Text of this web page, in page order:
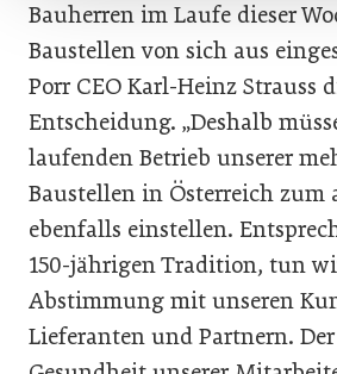
Bauherren im Laufe dieser
Baustellen von sich aus
Porr CEO Karl-Heinz Strauss
Entscheidung. „Deshalb
laufenden Betrieb unserer
Baustellen in Österreich zum
ebenfalls einstellen.
150-jährigen Tradition, tun
Abstimmung mit unseren
Lieferanten und Partnern.